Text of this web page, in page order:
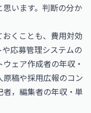
います。判断の分か
くことも、費用対効
応募管理システムの
ウェア作成者の年収・
稿や採用広報のコン
者，編集者の年収・単